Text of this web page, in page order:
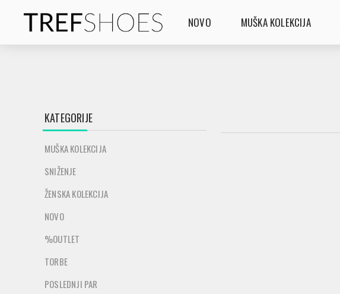
NOVO MUŠKA KOLEKCIJA
KATEGORIJE
MUŠKA KOLEKCIJA
SNIŽENJE
ŽENSKA KOLEKCIJA
NOVO
%OUTLET
TORBE
POSLEDNJI PAR